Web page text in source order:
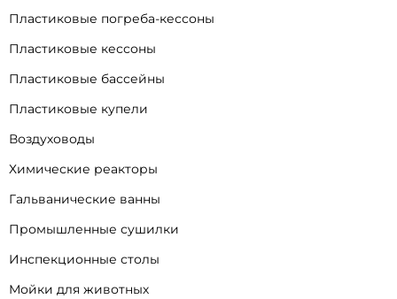
Пластиковые погреба-кессоны
Пластиковые кессоны
Пластиковые бассейны
Пластиковые купели
Воздуховоды
Химические реакторы
Гальванические ванны
Промышленные сушилки
Инспекционные столы
Мойки для животных